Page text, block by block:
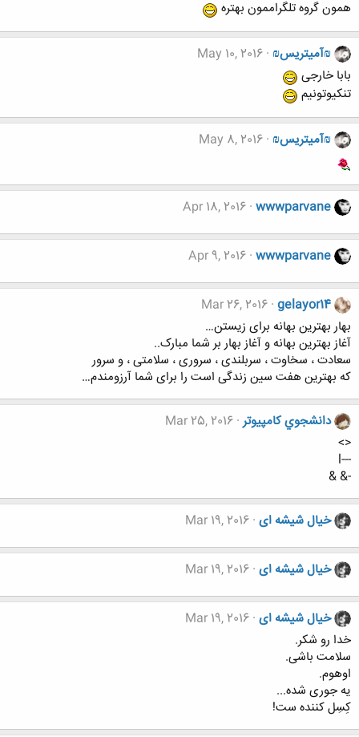
همون گروه تلگراممون بهتره
₪آمیتریس₪ May 10, 2016
بابا خارجی
تنکیوتونیم
₪آمیتریس₪ May 8, 2016
wwwparvane
Apr 18, 2016
wwwparvane
Apr 9, 2016
gelayor14
Mar 26, 2016
بهار بهترین بهانه برای زیستن…
آغاز بهترین بهانه و آغاز بهار بر شما مبارک..
سعادت ، سخاوت ، سربلندی ، سروری ، سلامتی ، و سرور
که بهترین هفت سین زندگی است را برای شما آرزومندم…
دانشجوي كامپيوتر Mar 25, 2016
<>
---l
-& &
خیال شیشه ای Mar 19, 2016
خیال شیشه ای Mar 19, 2016
خیال شیشه ای Mar 19, 2016
خدا رو شکر.
سلامت باشی.
اوهوم.
یه جوری شده...
کِسِل کننده ست!